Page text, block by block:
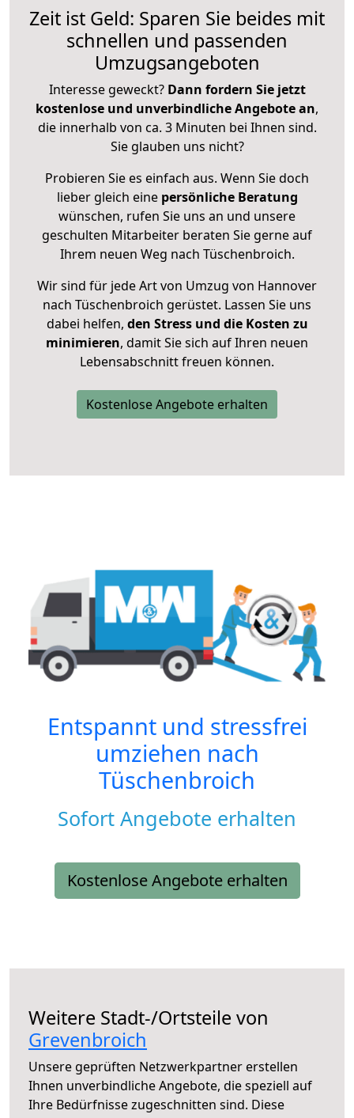
Zeit ist Geld: Sparen Sie beides mit
schnellen und passenden
Umzugsangeboten
Interesse geweckt? Dann fordern Sie jetzt
kostenlose und unverbindliche Angebote an,
die innerhalb von ca. 3 Minuten bei Ihnen sind.
Sie glauben uns nicht?
Probieren Sie es einfach aus. Wenn Sie doch
lieber gleich eine persönliche Beratung
wünschen, rufen Sie uns an und unsere
geschulten Mitarbeiter beraten Sie gerne auf
Ihrem neuen Weg nach Tüschenbroich.
Wir sind für jede Art von Umzug von Hannover
nach Tüschenbroich gerüstet. Lassen Sie uns
dabei helfen, den Stress und die Kosten zu
minimieren, damit Sie sich auf Ihren neuen
Lebensabschnitt freuen können.
Kostenlose Angebote erhalten
Entspannt und stressfrei
umziehen nach
Tüschenbroich
Sofort Angebote erhalten
Kostenlose Angebote erhalten
Weitere Stadt-/Ortsteile von
Grevenbroich
Unsere geprüften Netzwerkpartner erstellen
Ihnen unverbindliche Angebote, die speziell auf
Ihre Bedürfnisse zugeschnitten sind. Diese